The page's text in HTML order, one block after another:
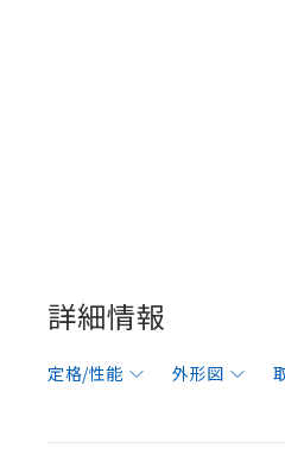
詳細情報
定格/性能 外形図